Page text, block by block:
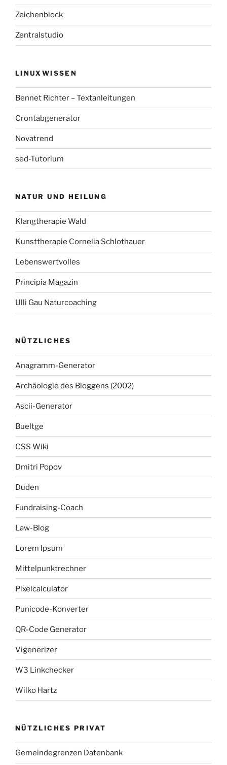
Zeichenblock
Zentralstudio
LINUXWISSEN
Bennet Richter – Textanleitungen
Crontabgenerator
Novatrend
sed-Tutorium
NATUR UND HEILUNG
Klangtherapie Wald
Kunsttherapie Cornelia Schlothauer
Lebenswertvolles
Principia Magazin
Ulli Gau Naturcoaching
NÜTZLICHES
Anagramm-Generator
Archäologie des Bloggens (2002)
Ascii-Generator
Bueltge
CSS Wiki
Dmitri Popov
Duden
Fundraising-Coach
Law-Blog
Lorem Ipsum
Mittelpunktrechner
Pixelcalculator
Punicode-Konverter
QR-Code Generator
Vigenerizer
W3 Linkchecker
Wilko Hartz
NÜTZLICHES PRIVAT
Gemeindegrenzen Datenbank